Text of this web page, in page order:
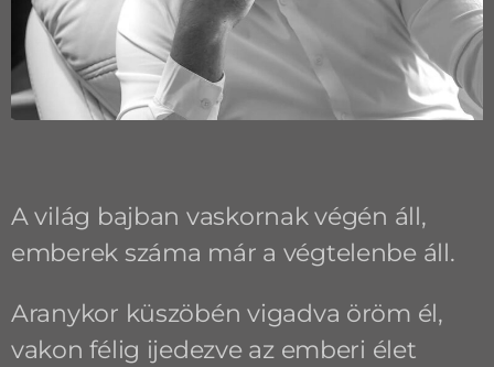
A világ bajban vaskornak végén áll,
emberek száma már a végtelenbe áll.
Aranykor küszöbén vigadva öröm él,
vakon félig ijedezve az emberi élet